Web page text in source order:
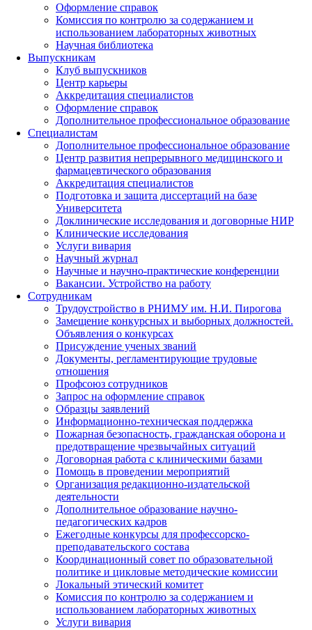
Оформление справок
Комиссия по контролю за содержанием и
использованием лабораторных животных
Научная библиотека
Выпускникам
Клуб выпускников
Центр карьеры
Аккредитация специалистов
Оформление справок
Дополнительное профессиональное образование
Специалистам
Дополнительное профессиональное образование
Центр развития непрерывного медицинского и
фармацевтического образования
Аккредитация специалистов
Подготовка и защита диссертаций на базе
Университета
Доклинические исследования и договорные НИР
Клинические исследования
Услуги вивария
Научный журнал
Научные и научно-практические конференции
Вакансии. Устройство на работу
Сотрудникам
Трудоустройство в РНИМУ им. Н.И. Пирогова
Замещение конкурсных и выборных должностей.
Объявления о конкурсах
Присуждение ученых званий
Документы, регламентирующие трудовые
отношения
Профсоюз сотрудников
Запрос на оформление справок
Образцы заявлений
Информационно-техническая поддержка
Пожарная безопасность, гражданская оборона и
предотвращение чрезвычайных ситуаций
Договорная работа с клиническими базами
Помощь в проведении мероприятий
Организация редакционно-издательской
деятельности
Дополнительное образование научно-
педагогических кадров
Ежегодные конкурсы для профессорско-
преподавательского состава
Координационный совет по образовательной
политике и цикловые методические комиссии
Локальный этический комитет
Комиссия по контролю за содержанием и
использованием лабораторных животных
Услуги вивария